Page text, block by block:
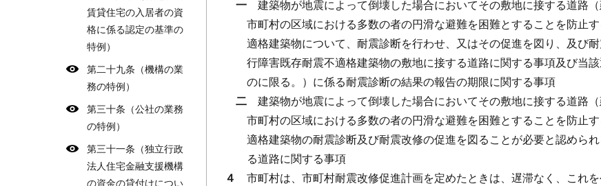
賃貸住宅の入居者の資
格に係る認定の基準の
特例）
第二十九条（機構の業
務の特例）
第三十条（公社の業務
の特例）
第三十一条（独立行政
法人住宅金融支援機構
の資金の貸付けについ
一 建築物が地震によって倒壊した場合においてその敷地に接する道路
市町村の区域における多数の者の円滑な避難を困難とすることを防止
適格建築物について、耐震診断を行わせ、又はその促進を図り、及び
行障害既存耐震不適格建築物の敷地に接する道路に関する事項及び当
のに限る。）に係る耐震診断の結果の報告の期限に関する事項
二 建築物が地震によって倒壊した場合においてその敷地に接する道路
市町村の区域における多数の者の円滑な避難を困難とすることを防止
適格建築物の耐震診断及び耐震改修の促進を図ることが必要と認めら
る道路に関する事項
４ 市町村は、市町村耐震改修促進計画を定めたときは、遅滞なく、これを